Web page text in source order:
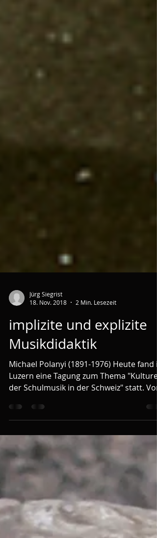
Jürg Siegrist
18. Nov. 2018
2 Min. Lesezeit
implizite und explizite
Musikdidaktik
Michael Polanyi (1891-1976) Heute fand in
Luzern eine Tagung zum Thema "Kulturen
Ort waren...